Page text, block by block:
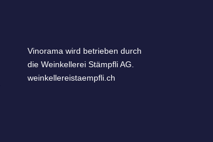
Vinorama wird betrieben durch
die Weinkellerei Stämpfli AG.
weinkellereistaempfli.ch